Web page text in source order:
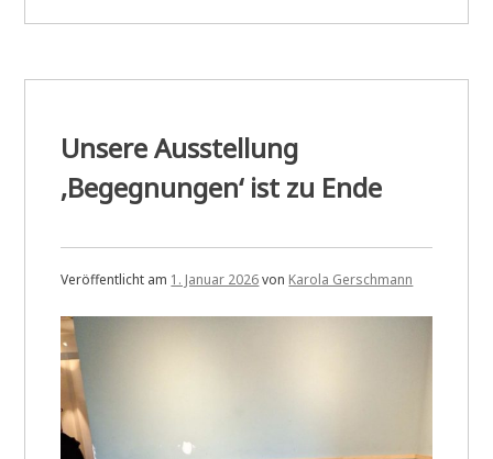
Unsere Ausstellung
‚Begegnungen‘ ist zu Ende
Veröffentlicht am 1. Januar 2026von Karola Gerschmann